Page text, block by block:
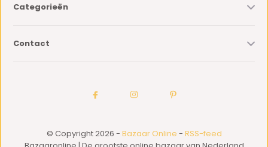
Categorieën
Contact
© Copyright 2026 - Bazaar Online - RSS-feed